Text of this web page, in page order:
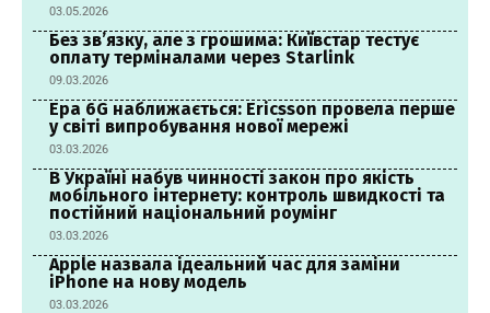
03.05.2026
Без зв’язку, але з грошима: Київстар тестує
оплату терміналами через Starlink
09.03.2026
Ера 6G наближається: Ericsson провела перше
у світі випробування нової мережі
03.03.2026
В Україні набув чинності закон про якість
мобільного інтернету: контроль швидкості та
постійний національний роумінг
03.03.2026
Apple назвала ідеальний час для заміни
iPhone на нову модель
03.03.2026